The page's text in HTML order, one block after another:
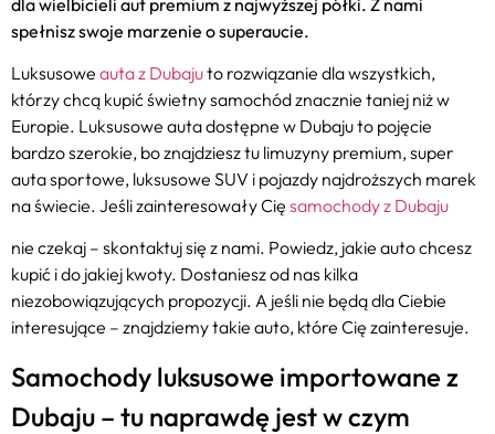
spełnisz swoje marzenie o superaucie.
Luksusowe auta z Dubajuto rozwiązanie dla wszystkich,
którzy chcą kupić świetny samochód znacznie taniej niż w
Europie. Luksusowe auta dostępne w Dubaju to pojęcie
bardzo szerokie, bo znajdziesz tu limuzyny premium, super
auta sportowe, luksusowe SUV i pojazdy najdroższych marek
na świecie. Jeśli zainteresowały Cię samochody z Dubaju
nie czekaj – skontaktuj się z nami. Powiedz, jakie auto chcesz
kupić i do jakiej kwoty. Dostaniesz od nas kilka
niezobowiązujących propozycji. A jeśli nie będą dla Ciebie
interesujące – znajdziemy takie auto, które Cię zainteresuje.
Samochody luksusowe importowane z
Dubaju – tu naprawdę jest w czym